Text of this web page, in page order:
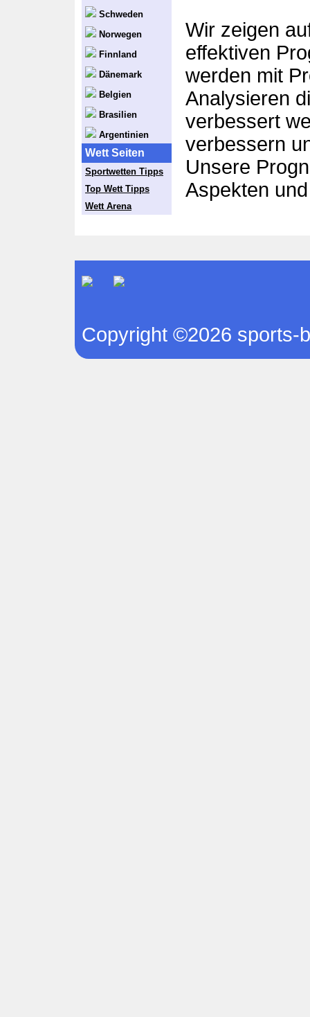
Schweden
Norwegen
Finnland
Dänemark
Belgien
Brasilien
Argentinien
Wett Seiten
Sportwetten Tipps
Top Wett Tipps
Wett Arena
Wir zeigen
effektiven
werden mit
Analysieren
verbessert
verbessern
Unsere
Aspekten
Copyright ©2026